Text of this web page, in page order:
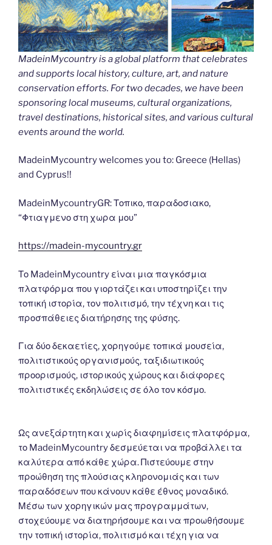
MadeinMycountry is a global platform that celebrates
and supports local history, culture, art, and nature
conservation efforts. For two decades, we have been
sponsoring local museums, cultural organizations,
travel destinations, historical sites, and various cultural
events around the world.
MadeinMycountry welcomes you to: Greece (Hellas)
and Cyprus!!
MadeinMycountryGR: Τοπικο, παραδοσιακο,
“Φτιαγμενο στη χωρα μου”
https://madein-mycountry.gr
Το MadeinMycountry είναι μια παγκόσμια
πλατφόρμα που γιορτάζει και υποστηρίζει την
τοπική ιστορία, τον πολιτισμό, την τέχνη και τις
προσπάθειες διατήρησης της φύσης.
Για δύο δεκαετίες, χορηγούμε τοπικά μουσεία,
πολιτιστικούς οργανισμούς, ταξιδιωτικούς
προορισμούς, ιστορικούς χώρους και διάφορες
πολιτιστικές εκδηλώσεις σε όλο τον κόσμο.
Ως ανεξάρτητη και χωρίς διαφημίσεις πλατφόρμα,
το MadeinMycountry δεσμεύεται να προβάλλει τα
καλύτερα από κάθε χώρα. Πιστεύουμε στην
προώθηση της πλούσιας κληρονομιάς και των
παραδόσεων που κάνουν κάθε έθνος μοναδικό.
Μέσω των χορηγικών μας προγραμμάτων,
στοχεύουμε να διατηρήσουμε και να προωθήσουμε
την τοπική ιστορία, πολιτισμό και τέχη για να